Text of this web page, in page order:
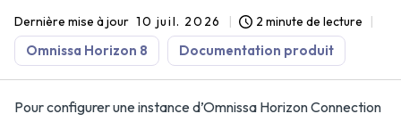
Dernière mise à jour 10 juil. 2026 2 minute de lecture
Omnissa Horizon 8 Documentation produit
Pour configurer une instance d’Omnissa Horizon Connection